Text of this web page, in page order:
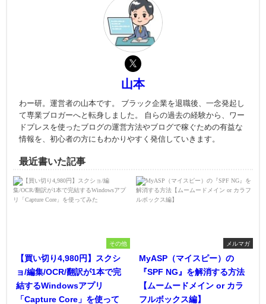
山本
わー研。運営者の山本です。 ブラック企業を退職後、一念発起し
て専業ブロガーへと転身しました。 自らの過去の経験から、ワー
ドプレスを使ったブログの運営方法やブログで稼ぐための有益な
情報を、初心者の方にもわかりやすく発信していきます。
最近書いた記事
その他
【買い切り4,980円】スクシ
ョ/編集/OCR/翻訳が1本で完
結するWindowsアプリ
「Capture Core」を使って
メルマガ
MyASP（マイスピー）の
『SPF NG』を解消する方法
【ムームードメイン or カラ
フルボックス編】